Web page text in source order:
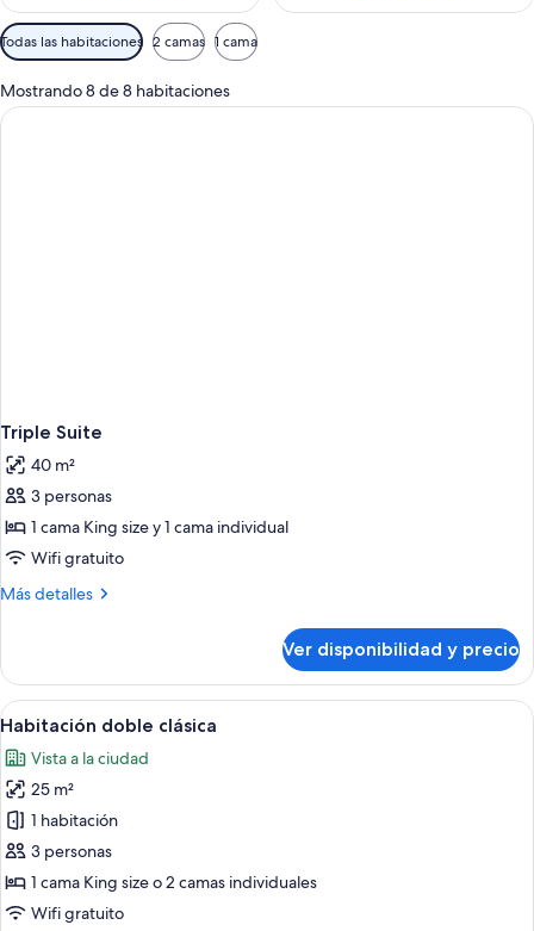
Filtros
disponibles
para
las
Todas las habitaciones 2 camas 1 cama
Mostrando 8 de 8 habitaciones
Triple Suite
40 m²
3 personas
1 cama King size y 1 cama individual
Wifi gratuito
Más detalles
Más
Suite
Ver disponibilidad y precio
Ver
todas
las
fotos
de
Habitación
doble
clásica
Una habitación de hotel con una
7
Habitación doble clásica
Vista a la ciudad
25 m²
1 habitación
3 personas
1 cama King size o 2 camas individuales
Wifi gratuito